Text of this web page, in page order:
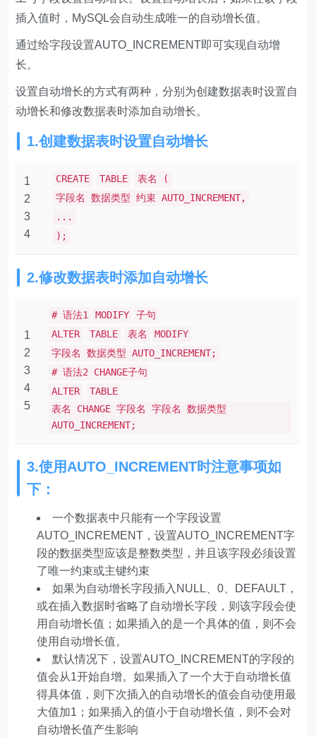
插入值时，MySQL会自动生成唯一的自动增长值。
通过给字段设置AUTO_INCREMENT即可实现自动增
长。
设置自动增长的方式有两种，分别为创建数据表时设置自
动增长和修改数据表时添加自动增长。
1.创建数据表时设置自动增长
1
2
3
4
CREATE TABLE
表名 (
字段名 数据类型 约束 AUTO_INCREMENT,
...
);
2.修改数据表时添加自动增长
1
2
3
4
5
# 语法1 MODIFY
子句
ALTER
TABLE 表名
MODIFY
字段名 数据类型 AUTO_INCREMENT;
# 语法2 CHANGE子句
ALTER
TABLE
表名 CHANGE 字段名 字段名 数据类型
AUTO_INCREMENT;
3.使用AUTO_INCREMENT时注意事项如
下：
一个数据表中只能有一个字段设置
AUTO_INCREMENT，设置AUTO_INCREMENT字
段的数据类型应该是整数类型，并且该字段必须设置
了唯一约束或主键约束
如果为自动增长字段插入NULL、0、DEFAULT，
或在插入数据时省略了自动增长字段，则该字段会使
用自动增长值；如果插入的是一个具体的值，则不会
使用自动增长值。
默认情况下，设置AUTO_INCREMENT的字段的
值会从1开始自增。如果插入了一个大于自动增长值
得具体值，则下次插入的自动增长的值会自动使用最
大值加1；如果插入的值小于自动增长值，则不会对
自动增长值产生影响